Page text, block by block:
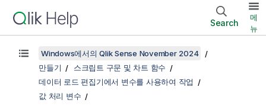
Search
메
뉴
Windows에서의 Qlik Sense November 2024
만들기
스크립트 구문 및 차트 함수
데이터 로드 편집기에서 변수를 사용하여 작업
값 처리 변수